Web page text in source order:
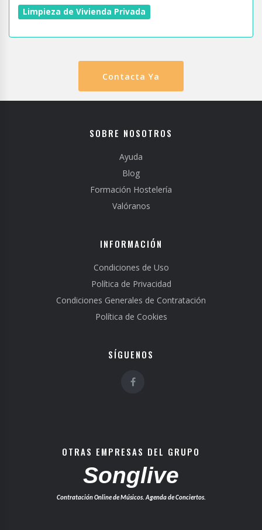
Limpieza de Vivienda Privada
Contacta Ya
SOBRE NOSOTROS
Ayuda
Blog
Formación Hostelería
Valóranos
INFORMACIÓN
Condiciones de Uso
Política de Privacidad
Condiciones Generales de Contratación
Política de Cookies
SÍGUENOS
OTRAS EMPRESAS DEL GRUPO
Songlive
Contratación Online de Músicos. Agenda de Conciertos.